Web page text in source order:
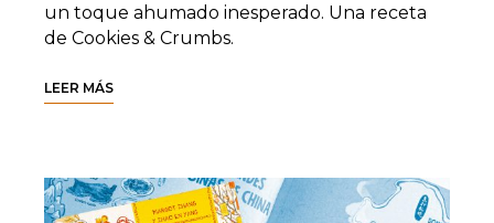
un toque ahumado inesperado. Una receta
de Cookies & Crumbs.
LEER MÁS